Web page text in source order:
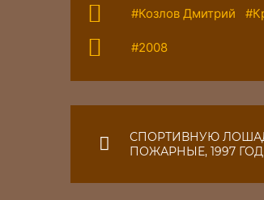
#Козлов Дмитрий
#2008
СПОРТИВНУЮ
ПОЖАРНЫЕ, 1997 ГОД